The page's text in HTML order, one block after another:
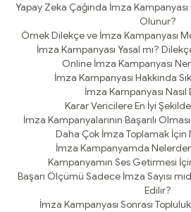
Yapay Zeka Çağında İmza Kampanyası
Olunur?
Örnek Dilekçe ve İmza Kampanyası
İmza Kampanyası Yasal mı?
Online İmza Kampanyası
İmza Kampanyası Hakkında
İmza Kampanyası Nasıl
Karar Vericilere En İyi Şekilde
İmza Kampanyalarının Başarılı
Daha Çok İmza Toplamak İçin
İmza Kampanyamda Nelerden
Kampanyamın Ses Getirmesi
Başarı Ölçümü Sadece İmza Sayısı
Edilir?
İmza Kampanyası Sonrası